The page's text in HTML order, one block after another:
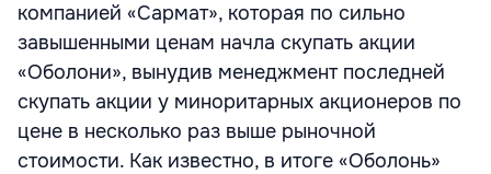
компанией «Сармат», которая по сильно
завышенными ценам начла скупать акции
«Оболони», вынудив менеджмент последней
скупать акции у миноритарных акционеров по
цене в несколько раз выше рыночной
стоимости. Как известно, в итоге «Оболонь»